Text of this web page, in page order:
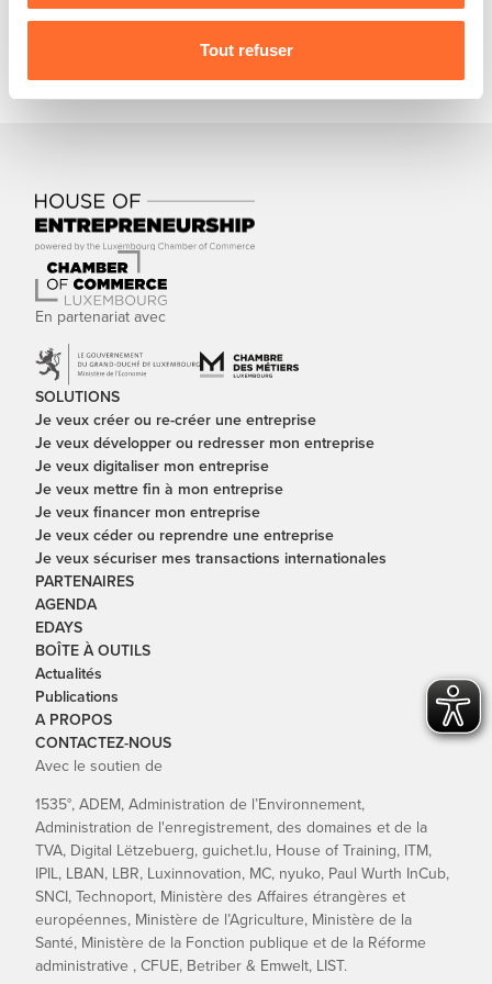
protection des données personnelles
Tout refuser
En partenariat avec
SOLUTIONS
Je veux créer ou re-créer une entreprise
Je veux développer ou redresser mon entreprise
Je veux digitaliser mon entreprise
Je veux mettre fin à mon entreprise
Je veux financer mon entreprise
Je veux céder ou reprendre une entreprise
Je veux sécuriser mes transactions internationales
PARTENAIRES
AGENDA
EDAYS
BOÎTE À OUTILS
Actualités
Publications
A PROPOS
CONTACTEZ-NOUS
Avec le soutien de
1535°, ADEM, Administration de l’Environnement,
Administration de l'enregistrement, des domaines et de la
TVA, Digital Lëtzebuerg, guichet.lu, House of Training, ITM,
IPIL, LBAN, LBR, Luxinnovation, MC, nyuko, Paul Wurth InCub,
SNCI, Technoport, Ministère des Affaires étrangères et
européennes, Ministère de l’Agriculture, Ministère de la
Santé, Ministère de la Fonction publique et de la Réforme
administrative , CFUE, Betriber & Emwelt, LIST.